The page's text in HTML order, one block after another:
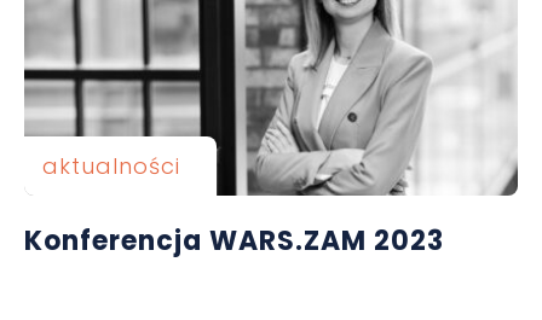
aktualności
Konferencja WARS.ZAM 2023